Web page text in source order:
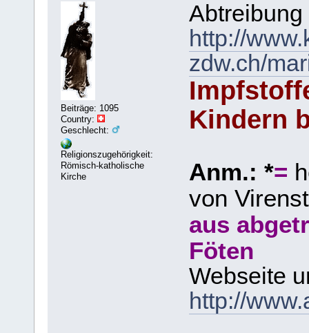
Beiträge: 1095
Country:
Geschlecht:
Religionszugehörigkeit:
Römisch-katholische
Kirche
Abtreibung
http://
zdw.ch/
Kindern
Anm.: *=
von
aus
Föten
Webseite
http://